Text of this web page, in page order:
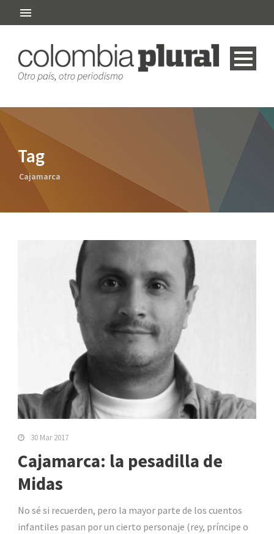
Tag
Cajamarca
30 Mar 2017
Cajamarca: la pesadilla de
Midas
No sé si recuerden, pero la mayor parte de los cuentos
infantiles pasan por un cierto personaje (rey, príncipe o